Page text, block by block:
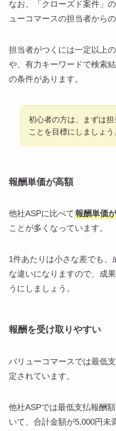
なお、「クローズド案件」
ューコマースの担当者から
担当者がつくには一定以上
や、有力キーワードで検索
の条件があります。
初心者の方は、まずは担
ことを目標にしましょう
報酬単価が高額
他社ASPに比べて 報酬単価
ことが多くなっています。
1件あたりは小さな差でも、
な違いになりますので、成
うにしましょう。
報酬を受け取りやすい
バリューコマースでは最低
定されています。
他社ASPでは最低支払報酬
いて、合計金額が5,000円未